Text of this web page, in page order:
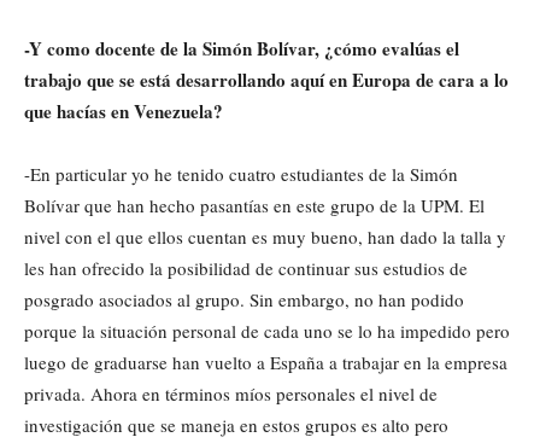
-Y como docente de la Simón Bolívar, ¿cómo evalúas el
trabajo que se está desarrollando aquí en Europa de cara a lo
que hacías en Venezuela?
-En particular yo he tenido cuatro estudiantes de la Simón
Bolívar que han hecho pasantías en este grupo de la UPM. El
nivel con el que ellos cuentan es muy bueno, han dado la talla y
les han ofrecido la posibilidad de continuar sus estudios de
posgrado asociados al grupo. Sin embargo, no han podido
porque la situación personal de cada uno se lo ha impedido pero
luego de graduarse han vuelto a España a trabajar en la empresa
privada. Ahora en términos míos personales el nivel de
investigación que se maneja en estos grupos es alto pero